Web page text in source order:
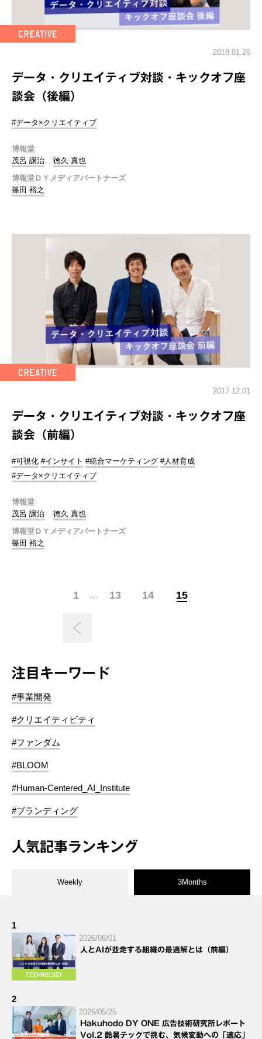
2018.01.26
データ・クリエイティブ対談・キックオフ座
談会（後編）
#データ×クリエイティブ
博報堂
茂呂 譲治
徳久 真也
博報堂ＤＹメディアパートナーズ
篠田 裕之
2017.12.01
データ・クリエイティブ対談・キックオフ座
談会（前編）
#可視化 #インサイト #統合マーケティング #人材育成
#データ×クリエイティブ
博報堂
茂呂 譲治
徳久 真也
博報堂ＤＹメディアパートナーズ
篠田 裕之
1 … 13 14 15
注目キーワード
#事業開発
#クリエイティビティ
#ファンダム
#BLOOM
#Human-Centered_AI_Institute
#ブランディング
人気記事ランキング
Weekly 3Months
1
2026/06/01
人とAIが並走する組織の最適解とは（前編）
2
2026/05/25
Hakuhodo DY ONE 広告技術研究所レポート
Vol.2 酷暑テックで挑む、気候変動への「適応」